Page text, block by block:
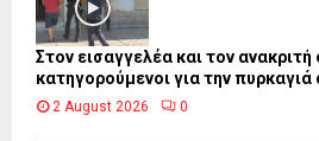
Στον εισαγγελέα και τον ανακριτή
κατηγορούμενοι για την πυρκαγιά
2 August 2026 0